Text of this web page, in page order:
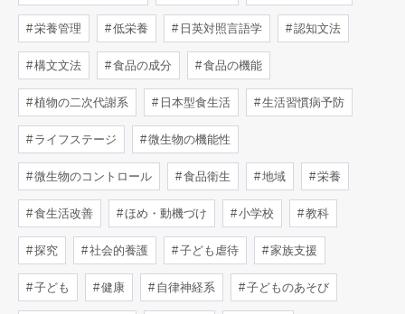
栄養管理 低栄養 日英対照言語学 認知文法
構文文法 食品の成分 食品の機能
植物の二次代謝系 日本型食生活 生活習慣病予防
ライフステージ 微生物の機能性
微生物のコントロール 食品衛生 地域 栄養
食生活改善 ほめ・動機づけ 小学校 教科
探究 社会的養護 子ども虐待 家族支援
子ども 健康 自律神経系 子どものあそび